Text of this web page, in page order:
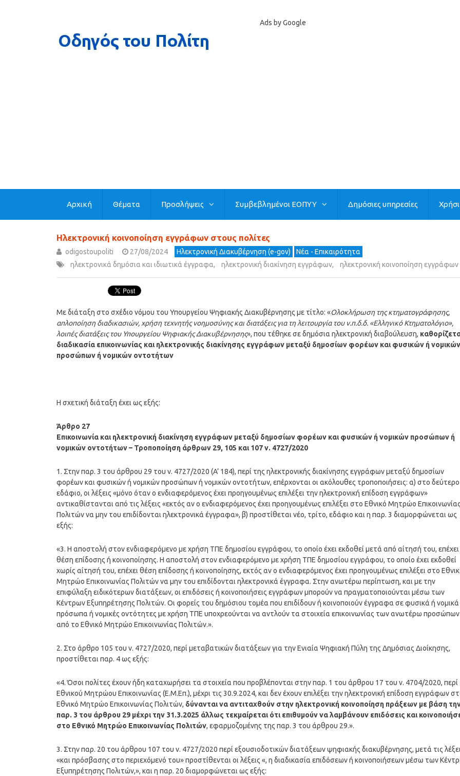
Ads by Google
Αρχική Θέματα Προσλήψεις Συμβεβλημένοι ΕΟΠΥΥ Δημόσιες υπηρεσίες
Ηλεκτρονική κοινοποίηση εγγράφων στους πολίτες
odigostoupoliti 27/08/2024 Ηλεκτρονική Διακυβέρνηση (e-gov)
Νέα - Επικαιρότητα
ηλεκτρονικά δημόσια και ιδιωτικά έγγραφα, ηλεκτρονική διακίνηση εγγράφων, ηλεκτρονική κοινοποίηση εγγράφων
Με διάταξη στο σχέδιο νόμου του Υπουργείου Ψηφιακής Διακυβέρνησης με τίτλο: «Ολοκλήρωση της κτηματογράφησης,
απλοποίηση διαδικασιών, χρήση τεχνητής νοημοσύνης και διατάξεις για τη λειτουργία του ν.π.δ.δ. «Ελληνικό Κτηματολόγιο»,
λοιπές διατάξεις του Υπουργείου Ψηφιακής Διακυβέρνησης», που τέθηκε σε δημόσια ηλεκτρονική διαβούλευση,
διαδικασία επικοινωνίας και ηλεκτρονικής διακίνησης εγγράφων μεταξύ δημοσίων φορέων και φυσικών ή νομικών
προσώπων ή νομικών οντοτήτων
Η σχετική διάταξη έχει ως εξής:
Άρθρο 27
Επικοινωνία και ηλεκτρονική διακίνηση εγγράφων μεταξύ δημοσίων φορέων και φυσικών ή νομικών προσώπων ή
νομικών οντοτήτων – Τροποποίηση άρθρων 29, 105 και 107 ν. 4727/2020
1. Στην παρ. 3 του άρθρου 29 του ν. 4727/2020 (A’ 184), περί της ηλεκτρονικής διακίνησης εγγράφων μεταξύ δημοσίων
φορέων και φυσικών ή νομικών προσώπων ή νομικών οντοτήτων, επέρχονται οι ακόλουθες τροποποιήσεις: α) στο δεύτερο
εδάφιο, οι λέξεις «μόνο όταν ο ενδιαφερόμενος έχει προηγουμένως επιλέξει την ηλεκτρονική επίδοση εγγράφων»
αντικαθίστανται από τις λέξεις «εκτός αν ο ενδιαφερόμενος έχει προηγουμένως επιλέξει στο Εθνικό Μητρώο
Πολιτών να μην του επιδίδονται ηλεκτρονικά έγγραφα», β) προστίθεται νέο, τρίτο, εδάφιο και η παρ. 3 διαμορφώνεται ως
εξής:
«3. Η αποστολή στον ενδιαφερόμενο με χρήση ΤΠΕ δημοσίου εγγράφου, το οποίο έχει εκδοθεί μετά από αίτησή του, επέχει
θέση επίδοσης ή κοινοποίησης. Η αποστολή στον ενδιαφερόμενο με χρήση ΤΠΕ δημοσίου εγγράφου, το οποίο έχει εκδοθεί
χωρίς αίτησή του, επέχει θέση επίδοσης ή κοινοποίησης, εκτός αν ο ενδιαφερόμενος έχει προηγουμένως επιλέξει στο
Μητρώο Επικοινωνίας Πολιτών να μην του επιδίδονται ηλεκτρονικά έγγραφα. Στην ανωτέρω περίπτωση, και με την
επιφύλαξη ειδικότερων διατάξεων, οι επιδόσεις ή κοινοποιήσεις εγγράφων μπορούν να πραγματοποιούνται μέσω των
Κέντρων Εξυπηρέτησης Πολιτών. Οι φορείς του δημόσιου τομέα που επιδίδουν ή κοινοποιούν έγγραφα σε φυσικά ή νομικά
πρόσωπα ή νομικές οντότητες με χρήση ΤΠΕ υποχρεούνται να αντλούν τα στοιχεία επικοινωνίας των ανωτέρω προσώπων
από το Εθνικό Μητρώο Επικοινωνίας Πολιτών.».
2. Στο άρθρο 105 του ν. 4727/2020, περί μεταβατικών διατάξεων για την Ενιαία Ψηφιακή Πύλη της Δημόσιας Διοίκησης,
προστίθεται παρ. 4 ως εξής:
«4. Όσοι πολίτες έχουν ήδη καταχωρήσει τα στοιχεία που προβλέπονται στην παρ. 1 του άρθρου 17 του ν. 4704/2020, περί
Εθνικού Μητρώου Επικοινωνίας (Ε.Μ.Επ.), μέχρι τις 30.9.2024, και δεν έχουν επιλέξει την ηλεκτρονική επίδοση εγγράφων
Εθνικό Μητρώο Επικοινωνίας Πολιτών, δύνανται να αντιταχθούν στην ηλεκτρονική κοινοποίηση πράξεων με βάση
παρ. 3 του άρθρου 29 μέχρι την 31.3.2025 άλλως τεκμαίρεται ότι επιθυμούν να λαμβάνουν επιδόσεις και
στο Εθνικό Μητρώο Επικοινωνίας Πολιτών, εφαρμοζομένης της παρ. 3 του άρθρου 29.».
3. Στην παρ. 20 του άρθρου 107 του ν. 4727/2020 περί εξουσιοδοτικών διατάξεων ψηφιακής διακυβέρνησης, μετά τις
«και πρόσβασης στο περιεχόμενό του» προστίθενται οι λέξεις «, η διαδικασία επιδόσεων ή κοινοποιήσεων μέσω των
Εξυπηρέτησης Πολιτών,», και η παρ. 20 διαμορφώνεται ως εξής: